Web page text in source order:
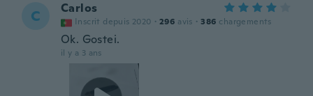
C Carlos
Inscrit depuis 2020 · 296 avis · 386 chargements
Ok. Gostei.
il y a 3 ans